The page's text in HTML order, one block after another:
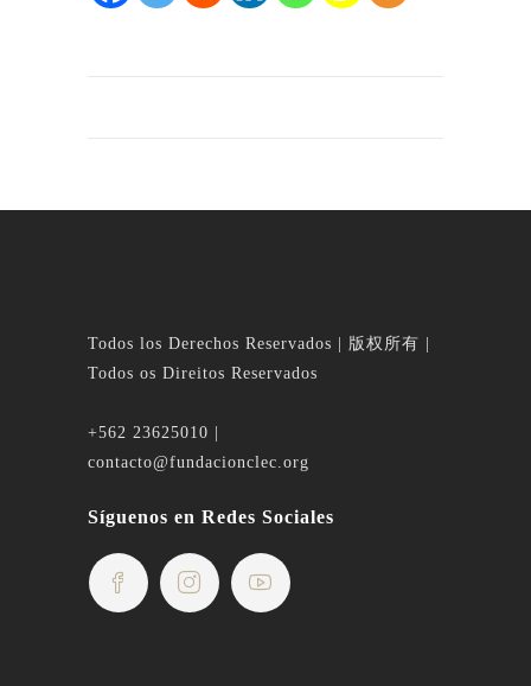
Todos los Derechos Reservados | 版权所有 |
Todos os Direitos Reservados
+562 23625010 |
contacto@fundacionclec.org
Síguenos en Redes Sociales